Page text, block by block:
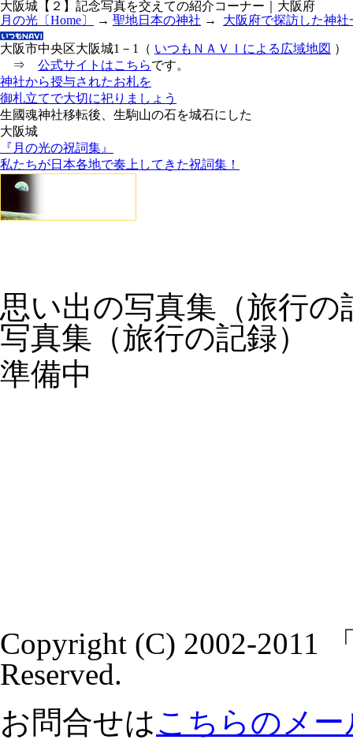
大阪城【２】記念写真を交えての紹介コーナー｜大阪府
月の光〔Home〕
→ 聖地日本の神社 → 大阪府で探訪した神社
大阪市中央区大阪城1－1（ いつもＮＡＶＩによる広域地図 ）
⇒ 公式サイトはこちらです。
神社から授与されたお札を
御札立てで大切に祀りましょう
生國魂神社移転後、生駒山の石を城石にした
大阪城
『月の光の祝詞集』
私たちが日本各地で奏上してきた祝詞集！
思い出の写真集（旅行の
写真集（旅行の記録）
準備中
Copyright (C) 2002-2011
Reserved.
お問合せはこちらのメ